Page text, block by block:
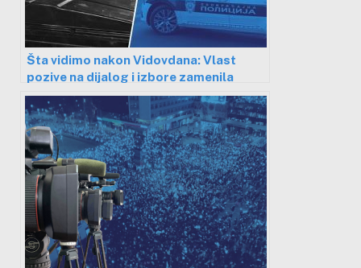
Šta vidimo nakon Vidovdana: Vlast
pozive na dijalog i izbore zamenila
policijskim pendrekom